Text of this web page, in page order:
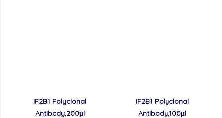
IF2B1 Polyclonal
Antibody,200μl
IF2B1 Polyclonal
Antibody,100μl